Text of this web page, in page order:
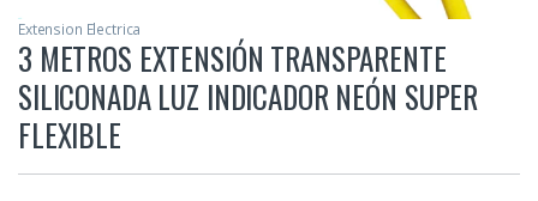
Extension Electrica
3 METROS EXTENSIÓN TRANSPARENTE
SILICONADA LUZ INDICADOR NEÓN SUPER
FLEXIBLE